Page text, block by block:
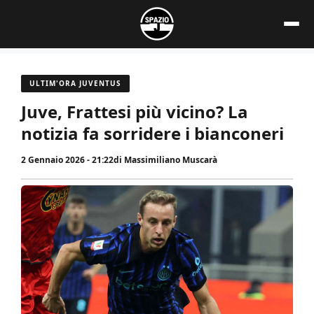
contenuto
ULTIM'ORA JUVENTUS
Juve, Frattesi più vicino? La
notizia fa sorridere i bianconeri
2 Gennaio 2026 - 21:22di Massimiliano Muscarà